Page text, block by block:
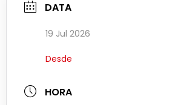
DATA
19 Jul 2026
Desde
HORA